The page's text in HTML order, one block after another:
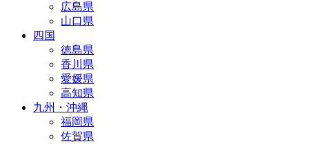
広島県
山口県
四国
徳島県
香川県
愛媛県
高知県
九州・沖縄
福岡県
佐賀県